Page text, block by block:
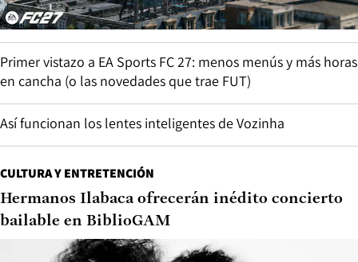
Primer vistazo a EA Sports FC 27: menos menús y más horas
en cancha (o las novedades que trae FUT)
Así funcionan los lentes inteligentes de Vozinha
CULTURA Y ENTRETENCIÓN
Hermanos Ilabaca ofrecerán inédito concierto
bailable en BiblioGAM